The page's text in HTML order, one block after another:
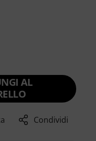
AL
Condividi